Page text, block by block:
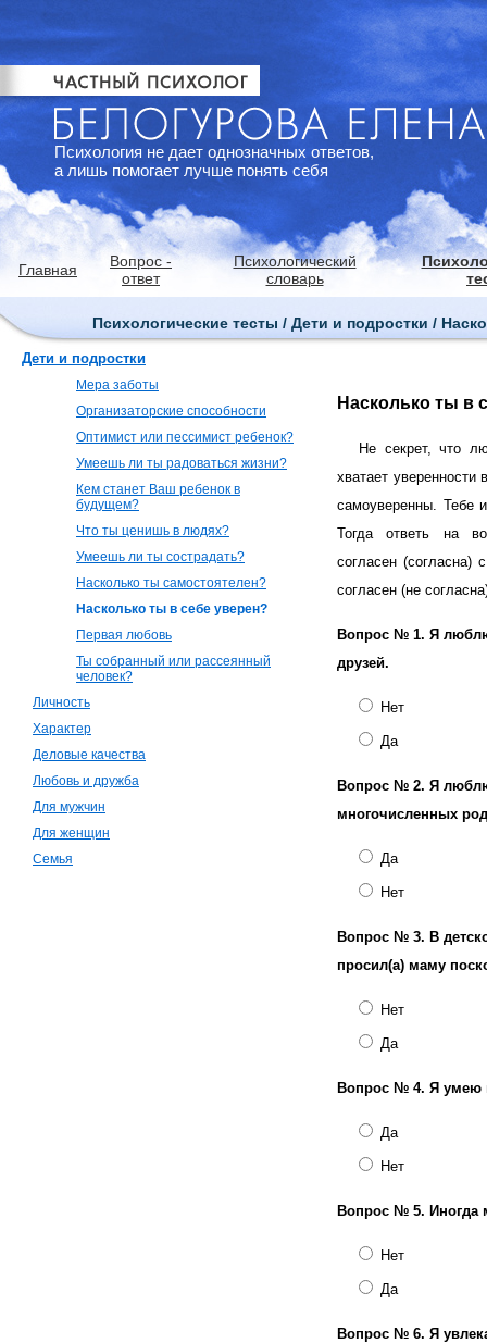
Психология не дает однозначных ответов,
а лишь помогает лучше понять себя
Главная
Вопрос -
ответ
Психологический
словарь
Психологические тесты / Дети и подростки /
Дети и подростки
Мера заботы
Организаторские способности
Оптимист или пессимист ребенок?
Умеешь ли ты радоваться жизни?
Кем станет Ваш ребенок в
будущем?
Что ты ценишь в людях?
Умеешь ли ты сострадать?
Насколько ты самостоятелен?
Насколько ты в себе уверен?
Первая любовь
Ты собранный или рассеянный
человек?
Личность
Характер
Деловые качества
Любовь и дружба
Для мужчин
Для женщин
Семья
Насколько ты в
Не секрет, что
хватает уверенности
самоуверенны. Тебе
Тогда ответь на
согласен (согласна)
согласен (не
Вопрос № 1. Я
друзей.
Нет
Да
Вопрос № 2. Я
многочисленных
Да
Нет
Вопрос № 3. В
просил(а) маму
Нет
Да
Вопрос № 4. Я умею
Да
Нет
Вопрос № 5. Иногда
Нет
Да
Вопрос № 6. Я